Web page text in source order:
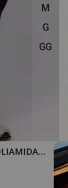
M
G
GG